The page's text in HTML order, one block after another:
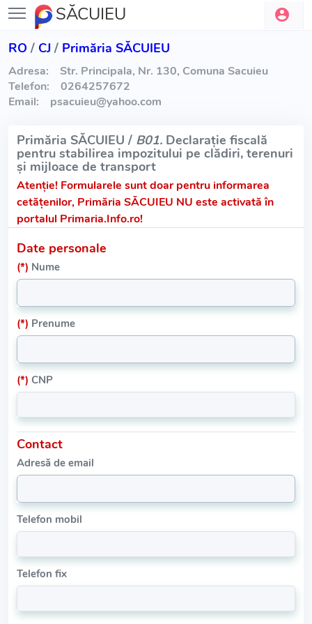
SĂCUIEU
RO / CJ / Primăria SĂCUIEU
Adresa:
Str. Principala, Nr. 130, Comuna Sacuieu
Telefon:
0264257672
Email:
psacuieu@yahoo.com
Primăria SĂCUIEU / B01. Declarație fiscală
pentru stabilirea impozitului pe clădiri, terenuri
și mijloace de transport
Atenție! Formularele sunt doar pentru informarea
cetățenilor, Primăria SĂCUIEU NU este activată în
portalul Primaria.Info.ro!
Date personale
(*) Nume
(*) Prenume
(*) CNP
Contact
Adresă de email
Telefon mobil
Telefon fix